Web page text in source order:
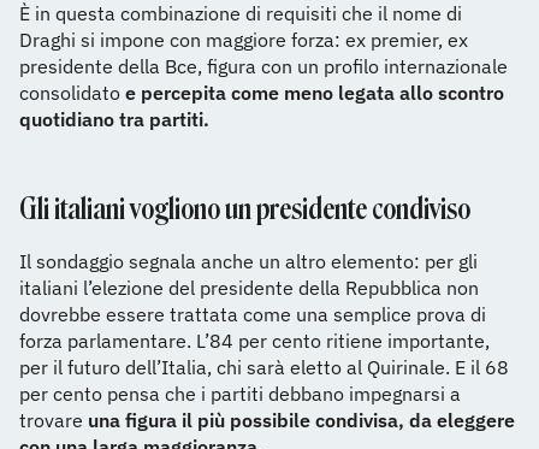
È in questa combinazione di requisiti che il nome di
Draghi si impone con maggiore forza: ex premier, ex
presidente della Bce, figura con un profilo internazionale
consolidato e percepita come meno legata allo scontro
quotidiano tra partiti.
Gli italiani vogliono un presidente condiviso
Il sondaggio segnala anche un altro elemento: per gli
italiani l’elezione del presidente della Repubblica non
dovrebbe essere trattata come una semplice prova di
forza parlamentare. L’84 per cento ritiene importante,
per il futuro dell’Italia, chi sarà eletto al Quirinale. E il 68
per cento pensa che i partiti debbano impegnarsi a
trovare una figura il più possibile condivisa, da eleggere